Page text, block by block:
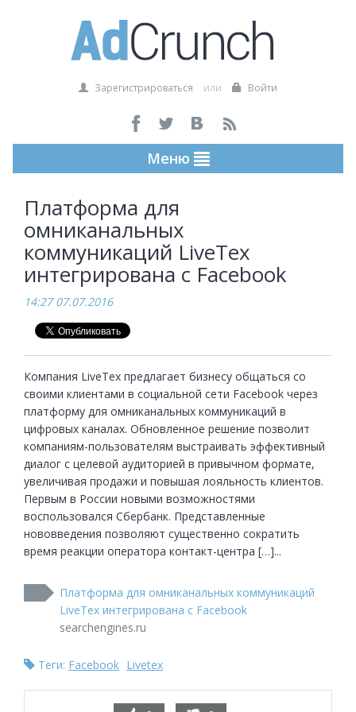
Зарегистрироваться или Войти
Меню
Платформа для
омниканальных
коммуникаций LiveTex
интегрирована с Facebook
14:27 07.07.2016
Компания LiveTex предлагает бизнесу общаться со
своими клиентами в социальной сети Facebook через
платформу для омниканальных коммуникаций в
цифровых каналах. Обновленное решение позволит
компаниям-пользователям выстраивать эффективный
диалог с целевой аудиторией в привычном формате,
увеличивая продажи и повышая лояльность клиентов.
Первым в России новыми возможностями
воспользовался Сбербанк. Представленные
нововведения позволяют существенно сократить
время реакции оператора контакт-центра […]...
Платформа для омниканальных коммуникаций
LiveTex интегрирована с Facebook
searchengines.ru
Теги: Facebook Livetex